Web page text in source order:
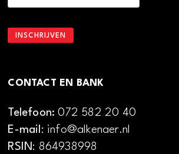
CONTACT EN BANK
Telefoon:072 582 20 40
E-mail: info@alkenaer.nl
RSIN: 864938998